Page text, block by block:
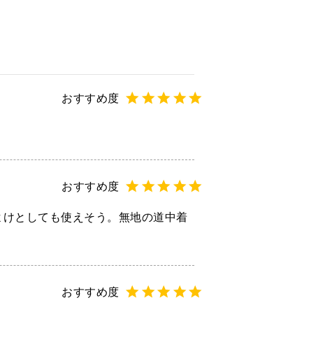
としても使えそう。無地の道中着